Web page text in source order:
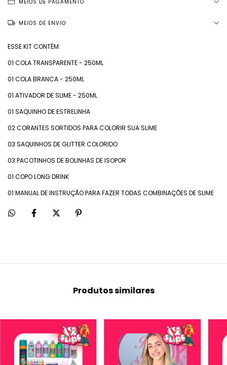
MEIOS DE PAGAMENTO
MEIOS DE ENVIO
ESSE KIT CONTÉM:
01 COLA TRANSPARENTE - 250ML
01 COLA BRANCA - 250ML
01 ATIVADOR DE SLIME - 250ML
01 SAQUINHO DE ESTRELINHA
02 CORANTES SORTIDOS PARA COLORIR SUA SLIME
03 SAQUINHOS DE GLITTER COLORIDO
03 PACOTINHOS DE BOLINHAS DE ISOPOR
01 COPO LONG DRINK
01 MANUAL DE INSTRUÇÃO PARA FAZER TODAS COMBINAÇÕES DE SLIME
Produtos similares